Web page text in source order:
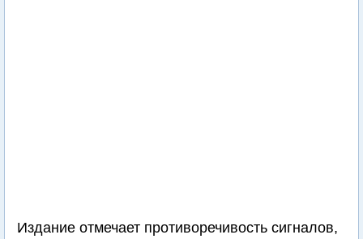
Издание отмечает противоречивость сигналов,